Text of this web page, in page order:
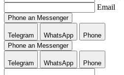
Email
Phone an Messenger
Telegram WhatsApp
Phone
Phone an Messenger
Telegram WhatsApp Phone